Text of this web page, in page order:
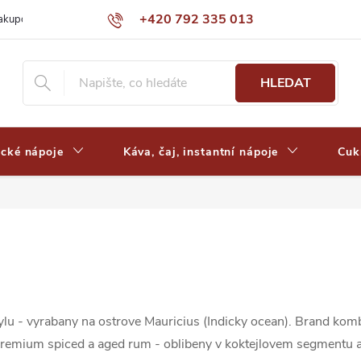
+420 792 335 013
Výdejní místa a ceny dopravy Často kladené otázky
HLEDAT
nápoje Káva, čaj, instantní nápoje
- vyrabany na ostrove Mauricius (Indicky ocean). Brand
spiced a aged rum - oblibeny v koktejlovem